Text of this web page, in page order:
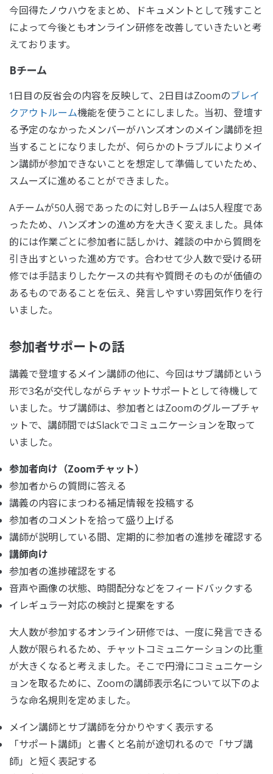
今回得たノウハウをまとめ、ドキュメントとして残すこと
によって今後ともオンライン研修を改善していきたいと考
えております。
Bチーム
1日目の反省会の内容を反映して、2日目はZoomのブレイ
クアウトルーム機能を使うことにしました。当初、登壇す
る予定のなかったメンバーがハンズオンのメイン講師を担
当することになりましたが、何らかのトラブルによりメイ
ン講師が参加できないことを想定して準備していたため、
スムーズに進めることができました。
Aチームが50人弱であったのに対しBチームは5人程度であ
ったため、ハンズオンの進め方を大きく変えました。具体
的には作業ごとに参加者に話しかけ、雑談の中から質問を
引き出すといった進め方です。合わせて少人数で受ける研
修では手詰まりしたケースの共有や質問そのものが価値の
あるものであることを伝え、発言しやすい雰囲気作りを行
いました。
参加者サポートの話
講義で登壇するメイン講師の他に、今回はサブ講師という
形で3名が交代しながらチャットサポートとして待機して
いました。サブ講師は、参加者とはZoomのグループチャ
ットで、講師間ではSlackでコミュニケーションを取って
いました。
参加者向け（Zoomチャット）
参加者からの質問に答える
講義の内容にまつわる補足情報を投稿する
参加者のコメントを拾って盛り上げる
講師が説明している間、定期的に参加者の進捗を確認する
講師向け
参加者の進捗確認をする
音声や画像の状態、時間配分などをフィードバックする
イレギュラー対応の検討と提案をする
大人数が参加するオンライン研修では、一度に発言できる
人数が限られるため、チャットコミュニケーションの比重
が大きくなると考えました。そこで円滑にコミュニケーシ
ョンを取るために、Zoomの講師表示名について以下のよ
うな命名規則を定めました。
メイン講師とサブ講師を分かりやすく表示する
「サポート講師」と書くと名前が途切れるので「サブ講
師」と短く表記する